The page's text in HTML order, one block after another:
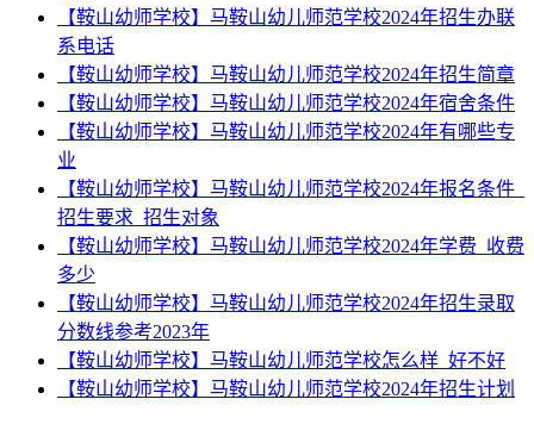
【鞍山幼师学校】马鞍山幼儿师范学校2024年招生办联
系电话
【鞍山幼师学校】马鞍山幼儿师范学校2024年招生简章
【鞍山幼师学校】马鞍山幼儿师范学校2024年宿舍条件
【鞍山幼师学校】马鞍山幼儿师范学校2024年有哪些专
业
【鞍山幼师学校】马鞍山幼儿师范学校2024年报名条件_
招生要求_招生对象
【鞍山幼师学校】马鞍山幼儿师范学校2024年学费_收费
多少
【鞍山幼师学校】马鞍山幼儿师范学校2024年招生录取
分数线参考2023年
【鞍山幼师学校】马鞍山幼儿师范学校怎么样_好不好
【鞍山幼师学校】马鞍山幼儿师范学校2024年招生计划